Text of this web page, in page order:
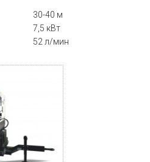
30-40 м
7,5 кВт
52 л/мин